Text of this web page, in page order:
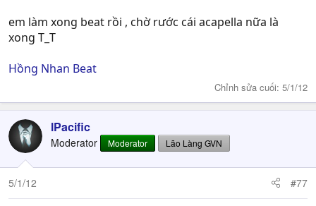
em làm xong beat rồi , chờ rước cái acapella nữa là
xong T_T
Hồng Nhan Beat
Chỉnh sửa cuối: 5/1/12
lPacific
Moderator Moderator Lão Làng GVN
5/1/12 #77